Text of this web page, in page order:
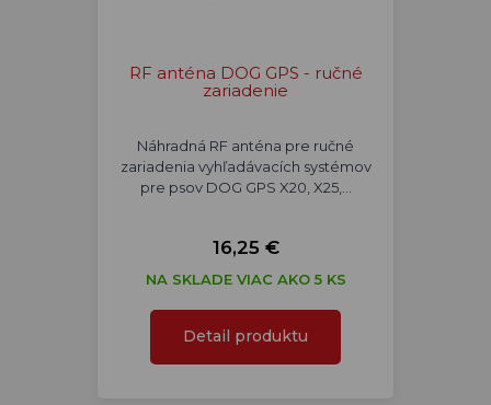
RF anténa DOG GPS - ručné
zariadenie
Náhradná RF anténa pre ručné
zariadenia vyhľadávacích systémov
pre psov DOG GPS X20, X25,…
16,25 €
NA SKLADE VIAC AKO 5 KS
Detail produktu